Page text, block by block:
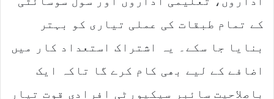
کے تمام طبقات کی عملی تیاری کو بہتر
بنایا جا سکے۔ یہ اشتراک استعداد کار میں
اضافے کے لیے بھی کام کرے گا تاکہ ایک
باصلاحیت سائبر سیکیورٹی افرادی قوت تیار